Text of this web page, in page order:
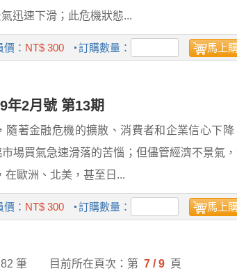
迅速下滑；此危機狀態...
： NT$ 300 訂購數量： 馬上
年2月號 第13期
隨著金融危機的擴散、消費者和企業信心下
場買氣急速滑落的苦惱；但儘管經濟不景氣
在歐洲、北美，甚至日...
： NT$ 300 訂購數量： 馬上
筆 目前所在頁次：第 7 / 9 頁